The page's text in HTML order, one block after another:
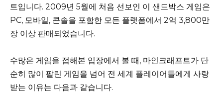
트입니다. 2009년 5월에 처음 선보인 이 샌드박스 게임은
PC, 모바일, 콘솔을 포함한 모든 플랫폼에서 2억 3,800만
장 이상 판매되었습니다.
수많은 게임을 접해본 입장에서 볼 때, 마인크래프트가 단
순히 많이 팔린 게임을 넘어 전 세계 플레이어들에게 사랑
받는 이유는 다음과 같습니다.